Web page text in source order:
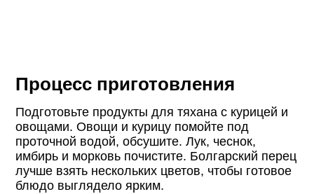
Процесс приготовления
Подготовьте продукты для тяхана с курицей и
овощами. Овощи и курицу помойте под
проточной водой, обсушите. Лук, чеснок,
имбирь и морковь почистите. Болгарский перец
лучше взять нескольких цветов, чтобы готовое
блюдо выглядело ярким.